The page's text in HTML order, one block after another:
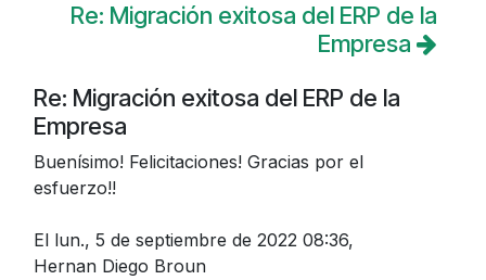
Re: Migración exitosa del ERP de la
Empresa
Re: Migración exitosa del ERP de la
Empresa
Buenísimo! Felicitaciones! Gracias por el
esfuerzo!!
El lun., 5 de septiembre de 2022 08:36,
Hernan Diego Broun